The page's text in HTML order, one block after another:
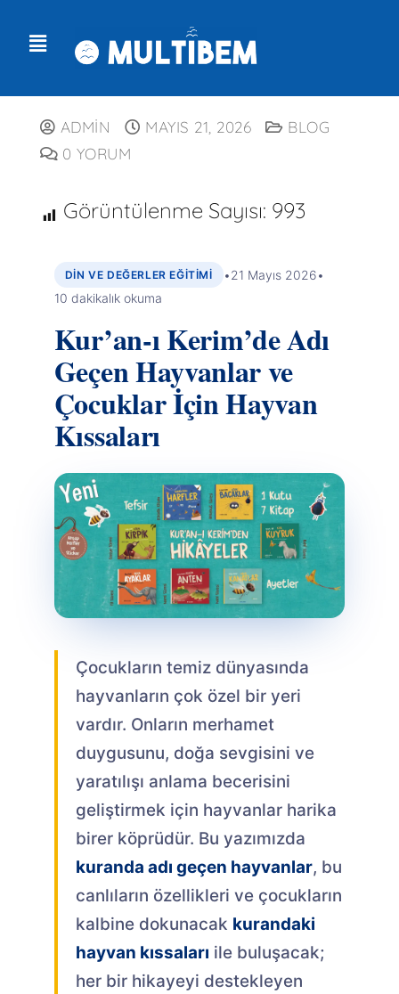
ADMIN MAYIS 21, 2026
BLOG
0 YORUM
Görüntülenme Sayısı: 993
DIN VE DEĞERLER EĞITIMI •21 Mayıs 2026•
10 dakikalık okuma
Kur’an-ı Kerim’de Adı
Geçen Hayvanlar ve
Çocuklar İçin Hayvan
Kıssaları
Çocukların temiz dünyasında
hayvanların çok özel bir yeri
vardır. Onların merhamet
duygusunu, doğa sevgisini ve
yaratılışı anlama becerisini
geliştirmek için hayvanlar harika
birer köprüdür. Bu yazımızda
kuranda adı geçen hayvanlar, bu
canlıların özellikleri ve çocukların
kalbine dokunacak kurandaki
hayvan kıssaları ile buluşacak;
her bir hikayeyi destekleyen